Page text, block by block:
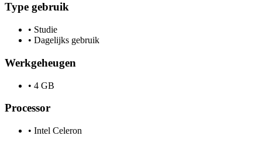
Type gebruik
• Studie
• Dagelijks gebruik
Werkgeheugen
• 4 GB
Processor
• Intel Celeron